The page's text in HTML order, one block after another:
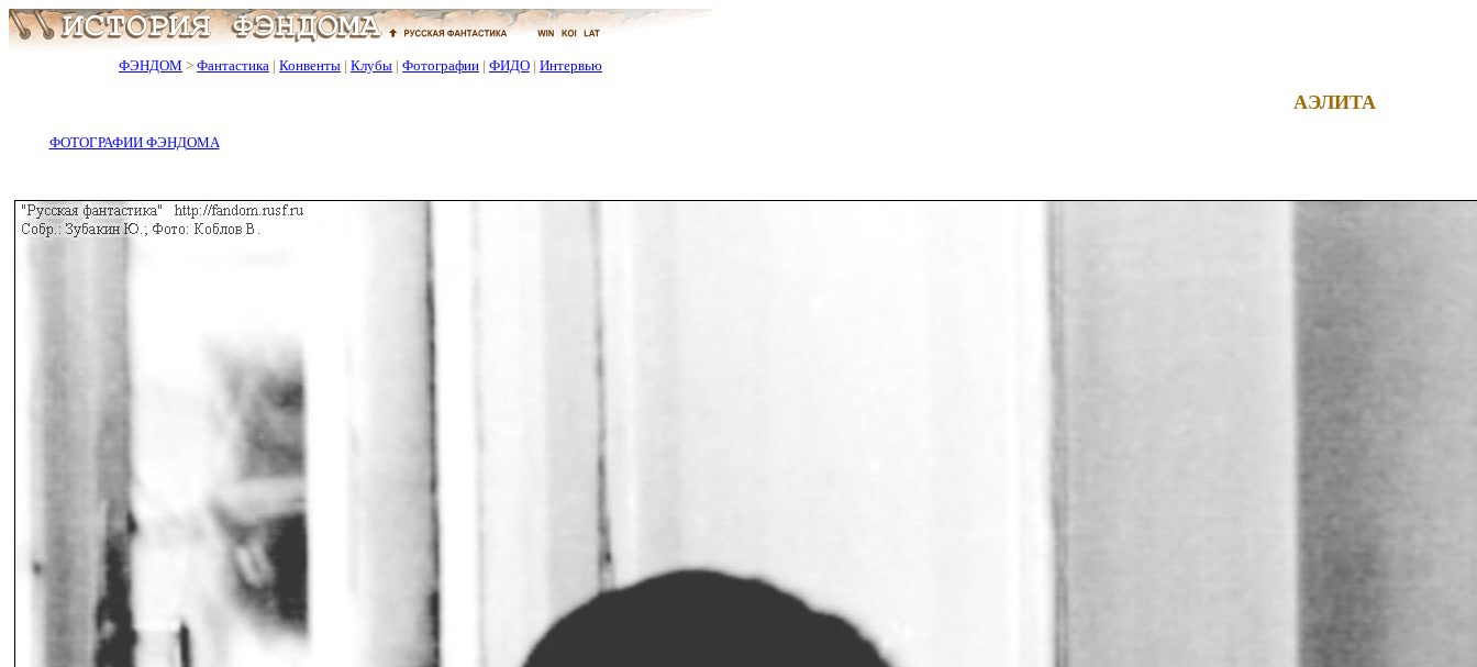
ФЭНДОМ > Фантастика | Конвенты | Клубы | Фотографии | ФИДО | Интервью
АЭЛИТА
ФОТОГРАФИИ ФЭНДОМА